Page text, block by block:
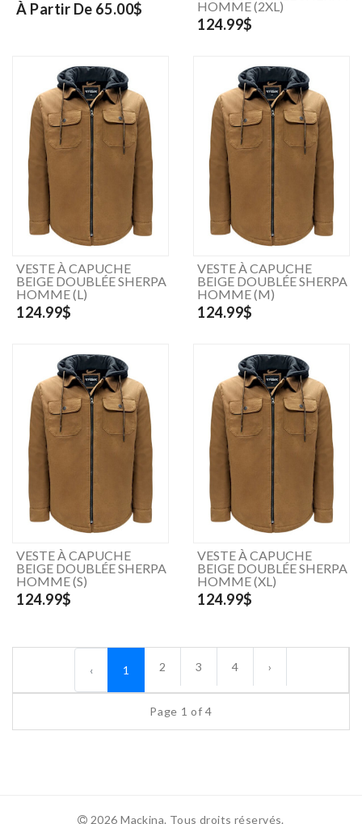
À Partir De 65.00$
HOMME (2XL)
124.99$
VESTE À CAPUCHE
BEIGE DOUBLÉE SHERPA
HOMME (L)
124.99$
VESTE À CAPUCHE
BEIGE DOUBLÉE SHERPA
HOMME (M)
124.99$
VESTE À CAPUCHE
BEIGE DOUBLÉE SHERPA
HOMME (S)
124.99$
VESTE À CAPUCHE
BEIGE DOUBLÉE SHERPA
HOMME (XL)
124.99$
‹ 1 2 3 4 ›
Page 1 of 4
2026 Mackina. Tous droits réservés.